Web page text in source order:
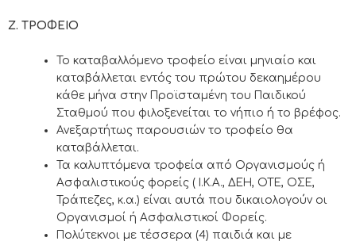
Ζ. ΤΡΟΦΕΙΟ
Το καταβαλλόμενο τροφείο είναι μηνιαίο και
καταβάλλεται εντός του πρώτου δεκαημέρου
κάθε μήνα στην Προϊσταμένη του Παιδικού
Σταθμού που φιλοξενείται το νήπιο ή το βρέφος.
Ανεξαρτήτως παρουσιών το τροφείο θα
καταβάλλεται.
Τα καλυπτόμενα τροφεία από Οργανισμούς ή
Ασφαλιστικούς φορείς ( Ι.Κ.Α., ΔΕΗ, ΟΤΕ, ΟΣΕ,
Τράπεζες, κ.α.) είναι αυτά που δικαιολογούν οι
Οργανισμοί ή Ασφαλιστικοί Φορείς.
Πολύτεκνοι με τέσσερα (4) παιδιά και με